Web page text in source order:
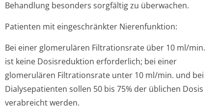
Behandlung besonders sorgfältig zu überwachen.
Patienten mit eingeschränkter Nierenfunktion:
Bei einer glomerulären Filtrationsrate über 10 ml/min.
ist keine Dosisreduktion erforderlich; bei einer
glomerulären Filtrationsrate unter 10 ml/min. und bei
Dialysepatienten sollen 50 bis 75% der üblichen Dosis
verabreicht werden.